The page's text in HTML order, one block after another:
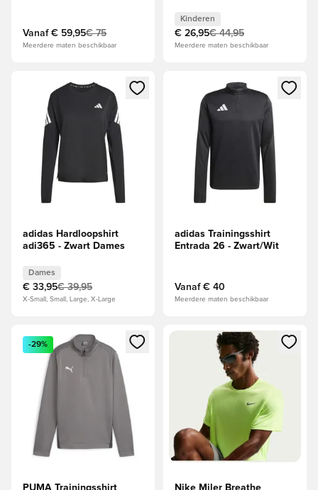
Vanaf € 59,95€ 75
Meerdere maten beschikbaar
Kinderen
€ 26,95€ 44,95
Meerdere maten beschikbaar
Opent een venster om in te loggen of je aan te melden als
adidas Hardloopshirt
adi365 - Zwart Dames
Dames
€ 33,95€ 39,95
X-Small, Small, Large, X-Large
Opent een venster om in te
adidas Trainingsshirt
Entrada 26 - Zwart/Wit
Vanaf € 40
Meerdere maten beschikbaar
Opent een venster om in te loggen of je aan te melden als
-29%
PUMA Trainingsshirt
Opent een venster om in te
Nike Miler Breathe